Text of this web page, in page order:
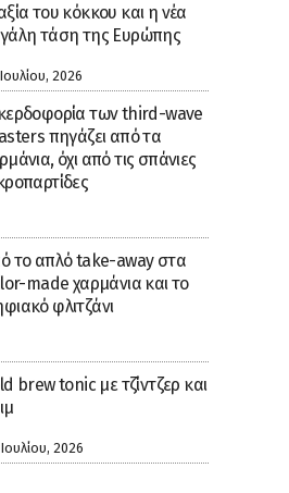
του κόκκου και η νέα
τάση της Ευρώπης
2026
των third-wave
πηγάζει από τα
όχι από τις σπάνιες
το απλό take-away στα
made χαρμάνια και το
φλιτζάνι
brew tonic με τζίντζερ και
2026